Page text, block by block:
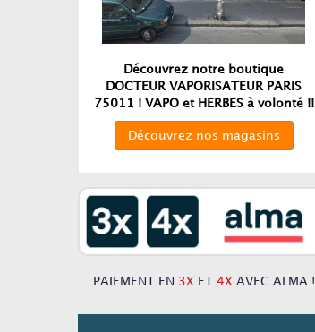
Découvrez notre boutique
DOCTEUR VAPORISATEUR PARIS
75011 ! VAPO et HERBES à volonté !!
Découvrez nos magasins
PAIEMENT EN 3X ET 4X AVEC ALMA !